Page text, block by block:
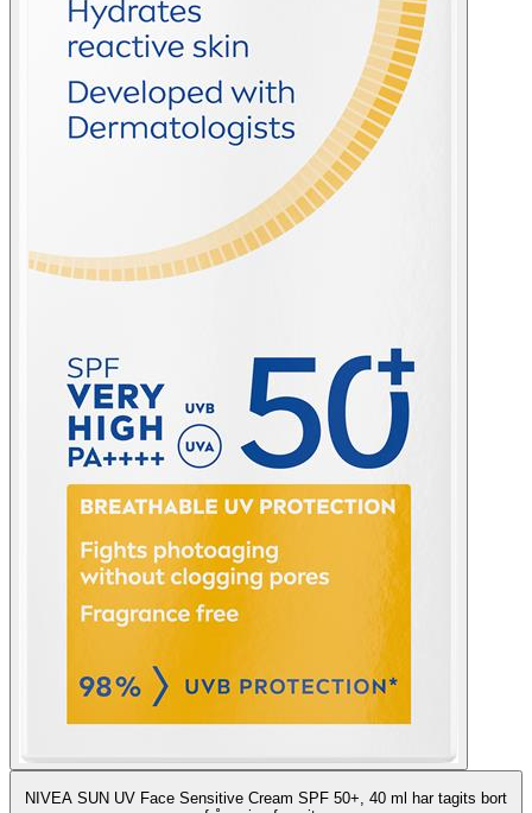
NIVEA SUN UV Face Sensitive Cream SPF 50+, 40 ml har tagits bort